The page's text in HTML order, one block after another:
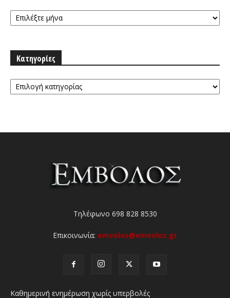
Αρχειοθήκη
Κατηγορίες
Κατηγορίες
Τηλέφωνο 698 828 8530
Επικοινωνία: emvolos@emvolos.gr
Καθημερινή ενημέρωση χωρίς υπερβολές